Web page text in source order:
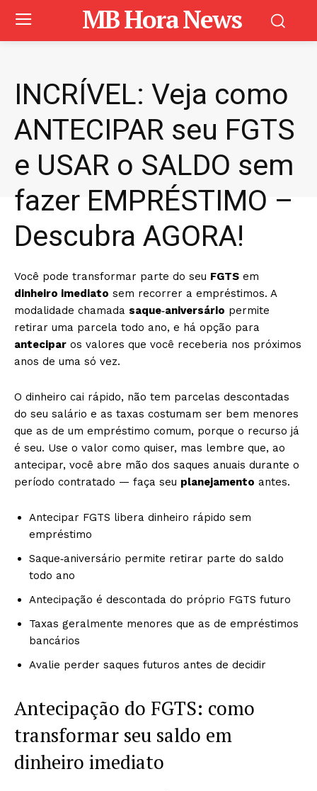
MB Hora News
INCRÍVEL: Veja como
ANTECIPAR seu FGTS
e USAR o SALDO sem
fazer EMPRÉSTIMO –
Descubra AGORA!
Você pode transformar parte do seu FGTS em
dinheiro imediato sem recorrer a empréstimos. A
modalidade chamada saque‑aniversário permite
retirar uma parcela todo ano, e há opção para
antecipar os valores que você receberia nos próximos
anos de uma só vez.
O dinheiro cai rápido, não tem parcelas descontadas
do seu salário e as taxas costumam ser bem menores
que as de um empréstimo comum, porque o recurso já
é seu. Use o valor como quiser, mas lembre que, ao
antecipar, você abre mão dos saques anuais durante o
período contratado — faça seu planejamento antes.
Antecipar FGTS libera dinheiro rápido sem
empréstimo
Saque‑aniversário permite retirar parte do saldo
todo ano
Antecipação é descontada do próprio FGTS futuro
Taxas geralmente menores que as de empréstimos
bancários
Avalie perder saques futuros antes de decidir
Antecipação do FGTS: como
transformar seu saldo em
dinheiro imediato